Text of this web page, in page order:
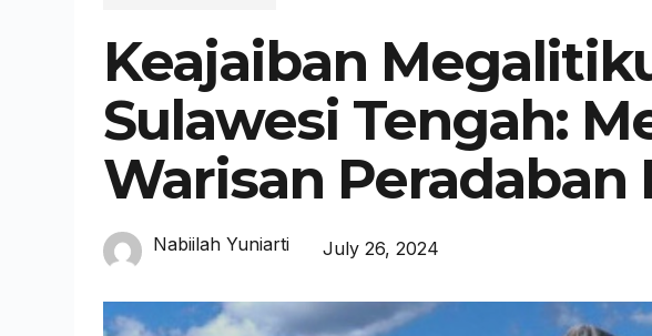
Keajaiban
Sulawesi Tengah:
Warisan Peradaban
Nabiilah Yuniarti July 26, 2024